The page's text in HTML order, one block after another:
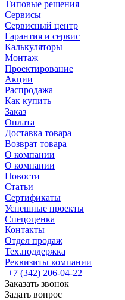
Типовые решения
Сервисы
Сервисный центр
Гарантия и сервис
Калькуляторы
Монтаж
Проектирование
Акции
Распродажа
Как купить
Заказ
Оплата
Доставка товара
Возврат товара
О компании
О компании
Новости
Статьи
Сертификаты
Успешные проекты
Спецоценка
Контакты
Отдел продаж
Тех.поддержка
Реквизиты компании
+7 (342) 206-04-22
Заказать звонок
Задать вопрос